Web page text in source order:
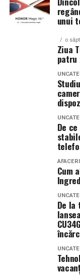
orice afacere care
clienți și să își
(Advertorial AI)
de nișă.
cu noua generație
parfumerie. În
constrângeri
Rezultatul este o
construite în
Pentru cei care
parfumul din
episoade
întregul proces
ingredientelor
Ce parfum alegi
Dacă îți plac
ingredientele
preferi aromele
de smochină,
pentru serile de
unui
o
Ziua
patru
De
AFACERI
Cum
De la